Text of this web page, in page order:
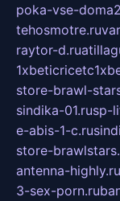
poka-vse-
tehosmotre.ru
raytor-d.ru
store-brawl-
sindika-01.rusp-
e-abis-1-c.ru
store-
antenna-highly.ru
3-sex-porn.ru